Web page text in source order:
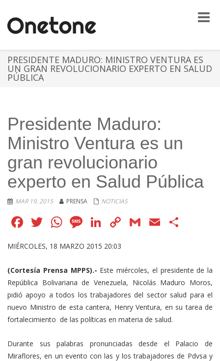
Toggle
PRESIDENTE MADURO: MINISTRO VENTURA ES
UN GRAN REVOLUCIONARIO EXPERTO EN SALUD
PÚBLICA
Presidente Maduro:
Ministro Ventura es un
gran revolucionario
experto en Salud Pública
MAR 19, 2015 PRENSA NOTICIAS
Facebook
Twitter
WhatsApp
Message
LinkedIn
CopyGmailEmail
MIÉRCOLES, 18 MARZO 2015 20:03
(Cortesía Prensa MPPS).- Este miércoles, el presidente de la
República Bolivariana de Venezuela, Nicolás Maduro Moros,
pidió apoyo a todos los trabajadores del sector salud para el
nuevo Ministro de esta cantera, Henry Ventura, en su tarea de
fortalecimiento de las políticas en materia de salud.
Durante sus palabras pronunciadas desde el Palacio de
Miraflores, en un evento con las y los trabajadores de Pdvsa y